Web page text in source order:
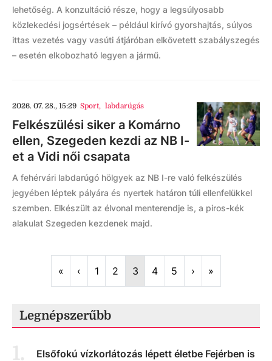
lehetőség. A konzultáció része, hogy a legsúlyosabb
közlekedési jogsértések – például kirívó gyorshajtás, súlyos
ittas vezetés vagy vasúti átjáróban elkövetett szabályszegés
– esetén elkobozható legyen a jármű.
2026. 07. 28., 15:29 Sport, labdarúgás
Felkészülési siker a Komárno
ellen, Szegeden kezdi az NB I-
et a Vidi női csapata
A fehérvári labdarúgó hölgyek az NB I-re való felkészülés
jegyében léptek pályára és nyertek határon túli ellenfelükkel
szemben. Elkészült az élvonal menterendje is, a piros-kék
alakulat Szegeden kezdenek majd.
«First‹ Previous
1 2 3 4 5 ›Next
»
Legnépszerűbb
1. Elsőfokú vízkorlátozás lépett életbe Fejérben is